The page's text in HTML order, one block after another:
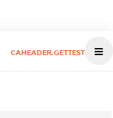
CAHEADER.GETTEST